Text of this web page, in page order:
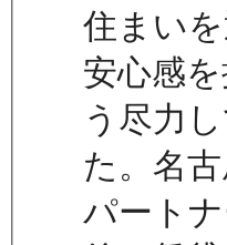
住まい
安心感
う尽力
た。名
パート